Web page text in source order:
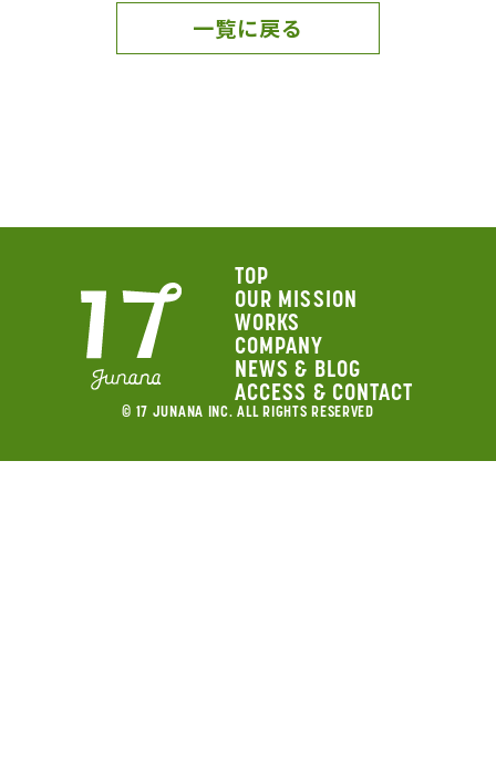
一覧に戻る
TOP
OUR MISSION
WORKS
COMPANY
NEWS & BLOG
ACCESS & CONTACT
© 17 JUNANA INC. ALL RIGHTS RESERVED